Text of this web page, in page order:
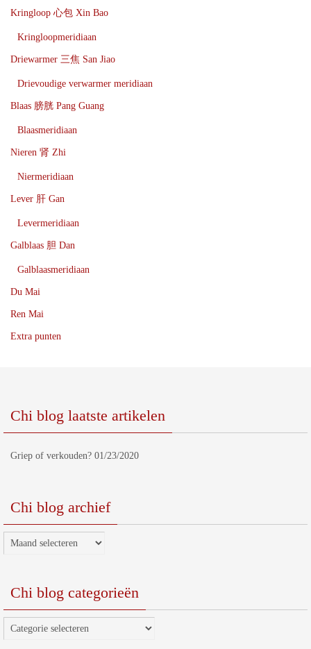
Kringloop 心包 Xin Bao
Kringloopmeridiaan
Driewarmer 三焦 San Jiao
Drievoudige verwarmer meridiaan
Blaas 膀胱 Pang Guang
Blaasmeridiaan
Nieren 肾 Zhi
Niermeridiaan
Lever 肝 Gan
Levermeridiaan
Galblaas 胆 Dan
Galblaasmeridiaan
Du Mai
Ren Mai
Extra punten
Chi blog laatste artikelen
Griep of verkouden? 01/23/2020
Chi blog archief
Chi
blog
Chi blog categorieën
Chi
blog